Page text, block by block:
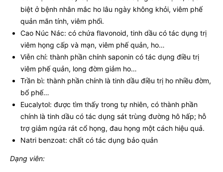
biệt ở bệnh nhân mắc ho lâu ngày không khỏi, viêm phế
quản mãn tính, viêm phổi.
Cao Núc Nác: có chứa flavonoid, tinh dầu có tác dụng trị
viêm họng cấp và mạn, viêm phế quản, ho…
Viễn chí: thành phần chính saponin có tác dụng điều trị
viêm phế quản, long đờm giảm ho…
Trần bì: thành phần chính là tinh dầu điều trị ho nhiều đờm,
bổ phế…
Eucalytol: được tìm thấy trong tự nhiên, có thành phần
chính là tinh dầu có tác dụng sát trùng đường hô hấp; hỗ
trợ giảm ngứa rát cổ họng, đau họng một cách hiệu quả.
Natri benzoat: chất có tác dụng bảo quản
Dạng viên: